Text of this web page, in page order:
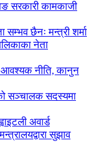
सरकारी कामकाजी
सम्भव छैनः मन्त्री शर्मा
नेता
आवश्यक नीति, कानुन
सञ्चालक सदस्यमा
अवार्ड
सुझाव